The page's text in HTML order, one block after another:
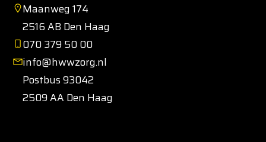
Maanweg 174
2516 AB Den Haag
070 379 50 00
info@hwwzorg.nl
Postbus 93042
2509 AA Den Haag